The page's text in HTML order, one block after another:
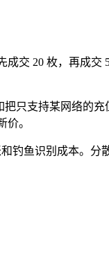
交 20 枚，再成交
只支持某网络的
。
钓鱼识别成本。分